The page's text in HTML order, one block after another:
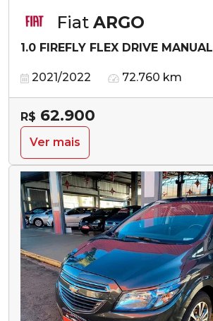
Fiat ARGO
1.0 FIREFLY FLEX DRIVE MANUAL
2021/2022 72.760 km
R$ 62.900
Ver mais